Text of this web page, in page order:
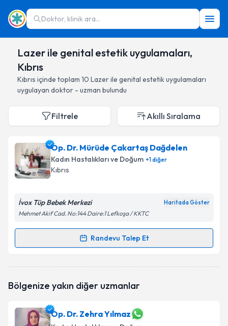
Doktor, klinik ara...
Lazer ile genital estetik uygulamaları,
Kıbrıs
Kıbrıs içinde toplam 10 Lazer ile genital estetik uygulamaları
uygulayan doktor - uzman bulundu
Filtrele Akıllı Sıralama
Op. Dr. Mürüde Çakartaş Dağdelen
Kadın Hastalıkları ve Doğum +1diğer
Kıbrıs
İvox Tüp Bebek Merkezi Haritada Göster
Mehmet Akif Cad. No:144 Daire:1 Lefkoşa / KKTC
Randevu Talep Et
Randevu Takvimi Talebi
takvimi talebi oluşturun. Size bu uzmandan randevu
bilgilendireceğiz.
Bölgenize yakın diğer uzmanlar
Op. Dr. Zehra Yılmaz